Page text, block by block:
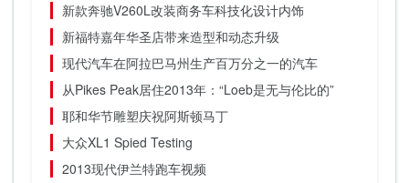
新款奔驰V260L改装商务车科技化设计内饰
新福特嘉年华圣店带来造型和动态升级
现代汽车在阿拉巴马州生产百万分之一的汽车
从Pikes Peak居住2013年：“Loeb是无与伦比的”
耶和华节雕塑庆祝阿斯顿马丁
大众XL1 Spied Testing
2013现代伊兰特跑车视频